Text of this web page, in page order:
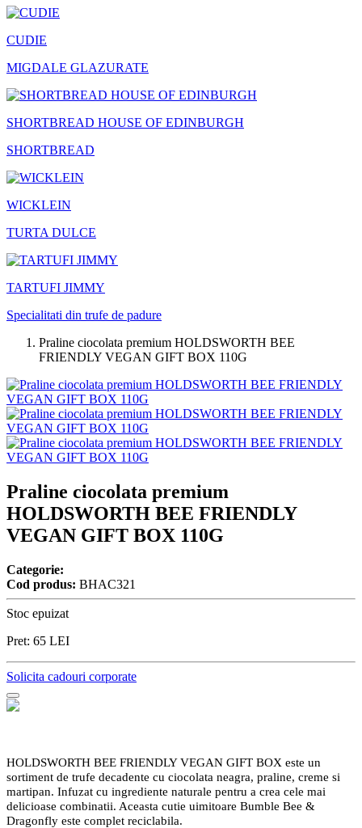
CUDIE
MIGDALE GLAZURATE
SHORTBREAD HOUSE OF EDINBURGH
SHORTBREAD
WICKLEIN
TURTA DULCE
TARTUFI JIMMY
Specialitati din trufe de padure
Praline ciocolata premium HOLDSWORTH BEE
FRIENDLY VEGAN GIFT BOX 110G
Praline ciocolata premium
HOLDSWORTH BEE FRIENDLY
VEGAN GIFT BOX 110G
Categorie:
Cod produs: BHAC321
Stoc epuizat
Pret: 65 LEI
Solicita cadouri corporate
HOLDSWORTH BEE FRIENDLY VEGAN GIFT BOX este un
sortiment de trufe decadente cu ciocolata neagra, praline, creme si
martipan. Infuzat cu ingrediente naturale pentru a crea cele mai
delicioase combinatii. Aceasta cutie uimitoare Bumble Bee &
Dragonfly este complet reciclabila.